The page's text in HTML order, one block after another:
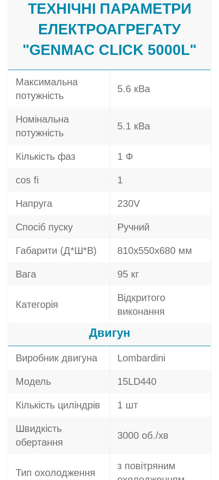
ТЕХНІЧНІ ПАРАМЕТРИ
ЕЛЕКТРОАГРЕГАТУ
"GENMAC CLICK 5000L"
Максимальна
потужність
5.6 кВа
Номінальна
потужність
5.1 кВа
Кількість фаз 1 Ф
cos fi 1
Напруга 230V
Спосіб пуску Ручний
Габарити (Д*Ш*В) 810х550х680 мм
Вага 95 кг
Категорія
Відкритого
виконання
Двигун
Виробник двигуна Lombardini
Модель 15LD440
Кількість циліндрів 1 шт
Швидкість
обертання
3000 об./хв
Тип охолодження
з повітряним